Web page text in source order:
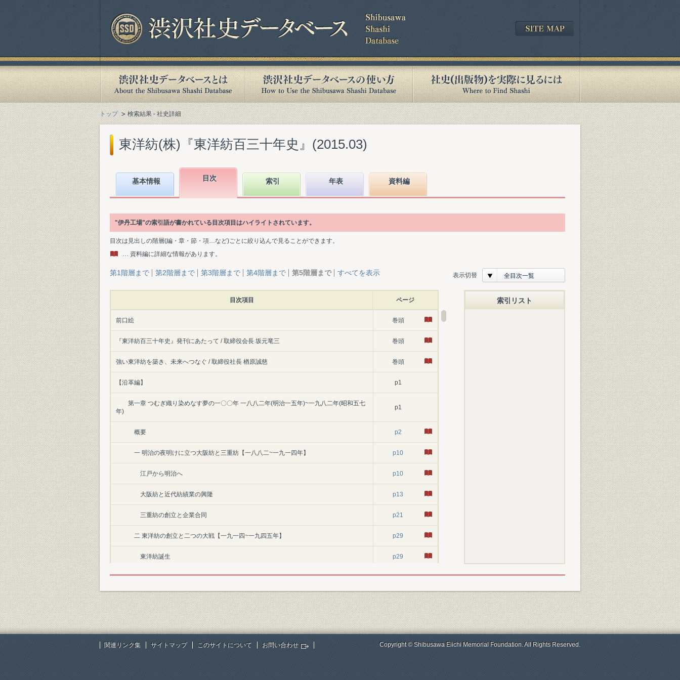
トップ 検索結果 - 社史詳細
東洋紡(株)『東洋紡百三十年史』(2015.03)
基本情報 目次 索引 年表 資料編
"伊丹工場"の索引語が書かれている目次項目はハイライトされています。
目次は見出しの階層(編・章・節・項…など)ごとに絞り込んで見ることができます。
… 資料編に詳細な情報があります。
第1階層まで 第2階層まで 第3階層まで 第4階層まで 第5階層まで すべてを表示 表示切替 全目次一覧
目次項目 ページ
前口絵 巻頭
『東洋紡百三十年史』発刊にあたって / 取締役会長 坂元竜三 巻頭
強い東洋紡を築き、未来へつなぐ / 取締役社長 楢原誠慈 巻頭
【沿革編】 p1
第一章 つむぎ織り染めなす夢の一〇〇年 一八八二年(明治一五年)~一九八二年(昭和五七
年)
p1
概要 p2
一 明治の夜明けに立つ大阪紡と三重紡【一八八二~一九一四年】 p10
江戸から明治へ p10
大阪紡と近代紡績業の興隆 p13
三重紡の創立と企業合同 p21
二 東洋紡の創立と二つの大戦【一九一四~一九四五年】 p29
東洋紡誕生 p29
輸出と在華紡 p34
人絹事業への進出と多角化 p40
深夜業の廃止と労務管理 p45
索引リスト
関連リンク集 サイトマップ このサイトについて お問い合わせ Copyright © Shibusawa Eiichi Memorial Foundation. All Rights Reserved.